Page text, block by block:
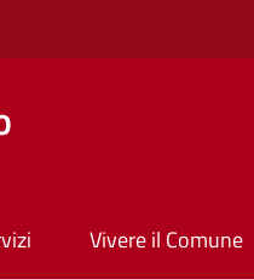
Vivere il Comune